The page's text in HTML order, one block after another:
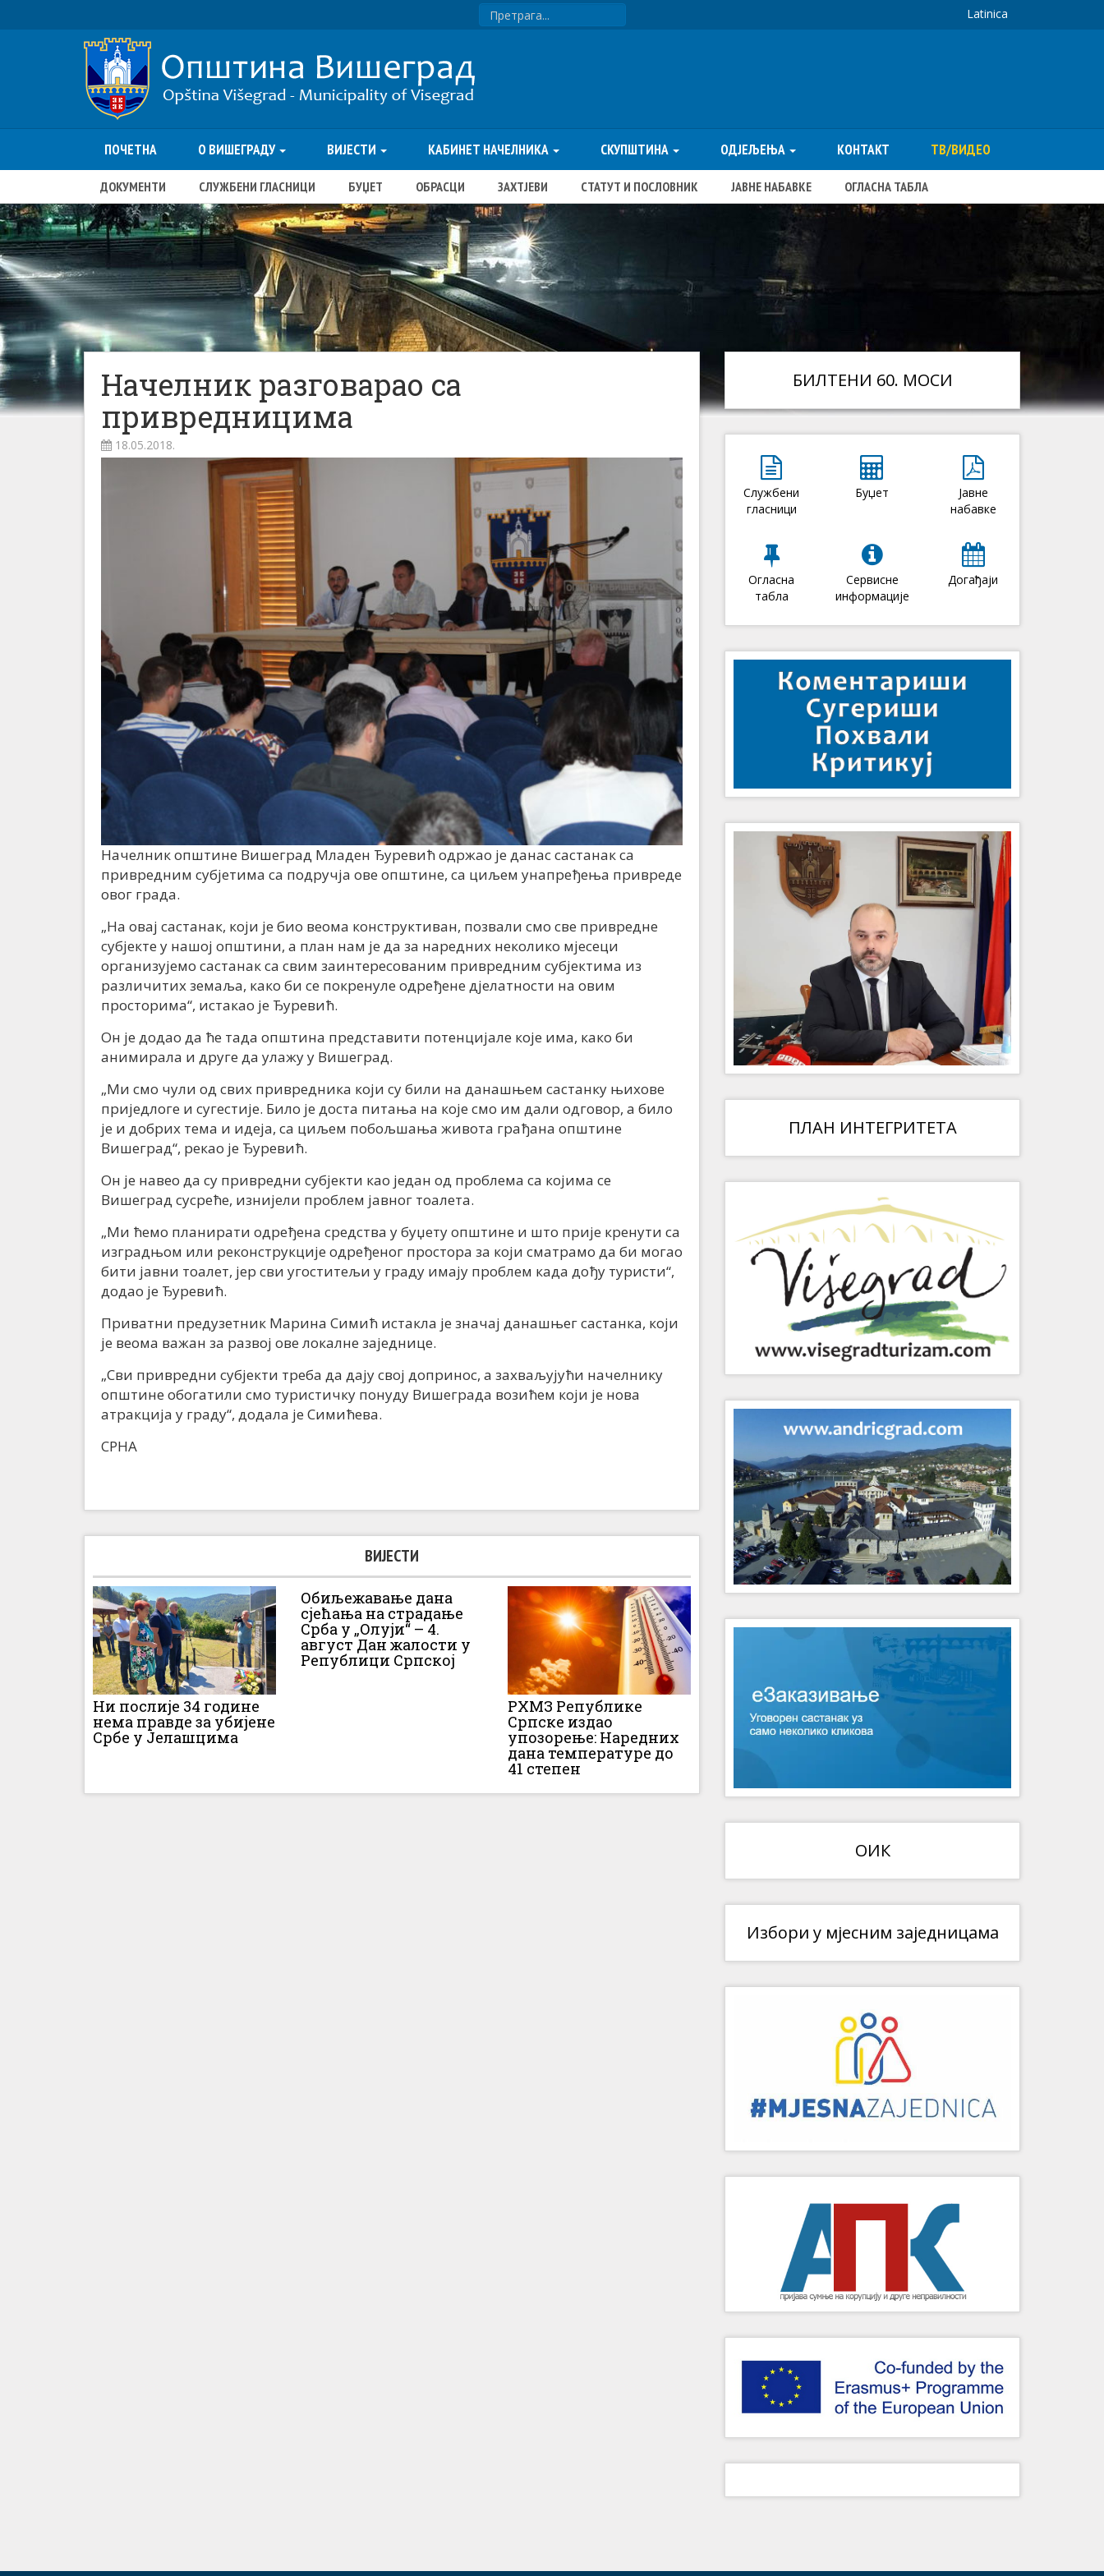
Latinica
ПОЧЕТНА О ВИШЕГРАДУ ВИЈЕСТИ КАБИНЕТ НАЧЕЛНИКА СКУПШТИНА ОДЈЕЉЕЊА КОНТАКТ ТВ/ВИДЕО
ДОКУМЕНТИ СЛУЖБЕНИ ГЛАСНИЦИ БУЏЕТ ОБРАСЦИ ЗАХТЈЕВИ СТАТУТ И ПОСЛОВНИК ЈАВНЕ НАБАВКЕ ОГЛАСНА ТАБЛА
Начелник разговарао са
привредницима
18.05.2018.
Начелник општине Вишеград Младен Ђуревић одржао је данас састанак са
привредним субјетима са подручја ове општине, са циљем унапређења привреде
овог града.
„На овај састанак, који је био веома конструктиван, позвали смо све привредне
субјекте у нашој општини, а план нам је да за наредних неколико мјесеци
организујемо састанак са свим заинтересованим привредним субјектима из
различитих земаља, како би се покренуле одређене дјелатности на овим
просторима“, истакао је Ђуревић.
Он је додао да ће тада општина представити потенцијале које има, како би
анимирала и друге да улажу у Вишеград.
„Ми смо чули од свих привредника који су били на данашњем састанку њихове
приједлоге и сугестије. Било је доста питања на које смо им дали одговор, а било
је и добрих тема и идеја, са циљем побољшања живота грађана општине
Вишеград“, рекао је Ђуревић.
Он је навео да су привредни субјекти као један од проблема са којима се
Вишеград сусреће, изнијели проблем јавног тоалета.
„Ми ћемо планирати одређена средства у буџету општине и што прије кренути са
изградњом или реконструкције одређеног простора за који сматрамо да би могао
бити јавни тоалет, јер сви угоститељи у граду имају проблем када дођу туристи“,
додао је Ђуревић.
Приватни предузетник Марина Симић истакла је значај данашњег састанка, који
је веома важан за развој ове локалне заједнице.
„Сви привредни субјекти треба да дају свој допринос, а захваљујући начелнику
општине обогатили смо туристичку понуду Вишеграда возићем који је нова
атракција у граду“, додала је Симићева.
СРНА
ВИЈЕСТИ
Ни послије 34 године
нема правде за убијене
Србе у Јелашцима
Обиљежавање дана
сјећања на страдање
Срба у „Олуји“ – 4.
август Дан жалости у
Републици Српској
РХМЗ Републике
Српске издао
упозорење: Наредних
дана температуре до
41 степен
БИЛТЕНИ 60. МОСИ
Службени
гласници
Буџет
Јавне
набавке
Огласна
табла
Сервисне
информације
Догађаји
ПЛАН ИНТЕГРИТЕТА
ОИК
Избори у мјесним заједницама